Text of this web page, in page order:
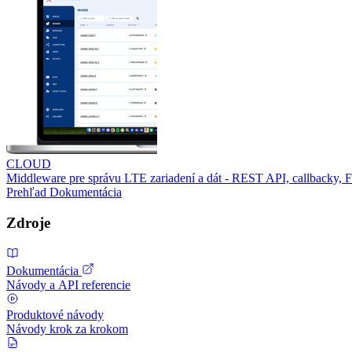
CLOUD
Middleware pre správu LTE zariadení a dát - REST API, callbacky,
Prehľad Dokumentácia
Zdroje
Dokumentácia
Návody a API referencie
Produktové návody
Návody krok za krokom